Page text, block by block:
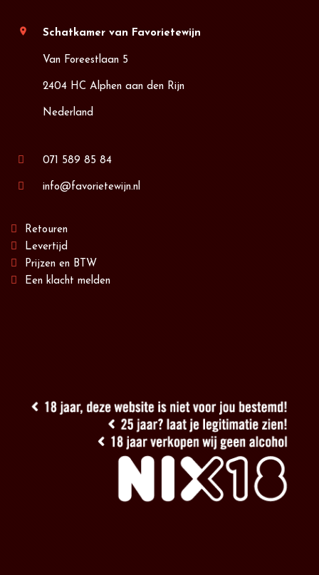
location_on Schatkamer van Favorietewijn
Van Foreestlaan 5
2404 HC Alphen aan den Rijn
Nederland
071 589 85 84
info@favorietewijn.nl
Retouren
Levertijd
Prijzen en BTW
Een klacht melden